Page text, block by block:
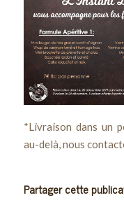
*Livraison dans un
au-delà, nous
Partager cette